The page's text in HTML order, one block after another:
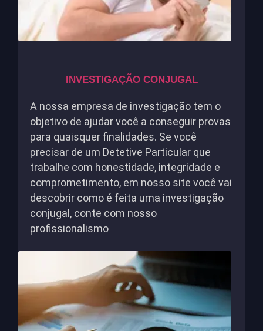
INVESTIGAÇÃO CONJUGAL
A nossa empresa de investigação tem o
objetivo de ajudar você a conseguir provas
para quaisquer finalidades. Se você
precisar de um Detetive Particular que
trabalhe com honestidade, integridade e
comprometimento, em nosso site você vai
descobrir como é feita uma investigação
conjugal, conte com nosso
profissionalismo